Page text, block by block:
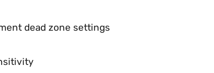
dead zone settings